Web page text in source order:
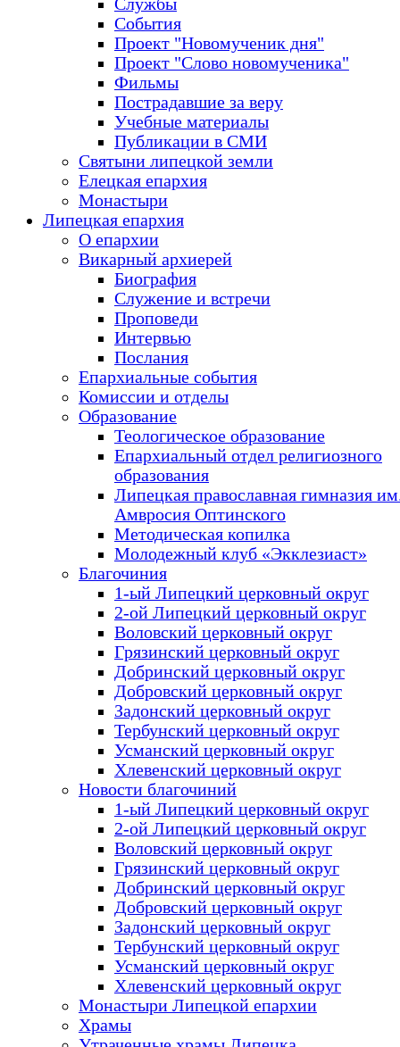
Службы
События
Проект "Новомученик дня"
Проект "Слово новомученика"
Фильмы
Пострадавшие за веру
Учебные материалы
Публикации в СМИ
Святыни липецкой земли
Елецкая епархия
Монастыри
Липецкая епархия
О епархии
Викарный архиерей
Биография
Служение и встречи
Проповеди
Интервью
Послания
Епархиальные события
Комиссии и отделы
Образование
Теологическое образование
Епархиальный отдел религиозного
образования
Липецкая православная гимназия
Амвросия Оптинского
Методическая копилка
Молодежный клуб «Экклезиаст»
Благочиния
1-ый Липецкий церковный округ
2-ой Липецкий церковный округ
Воловский церковный округ
Грязинский церковный округ
Добринский церковный округ
Добровский церковный округ
Задонский церковный округ
Тербунский церковный округ
Усманский церковный округ
Хлевенский церковный округ
Новости благочиний
1-ый Липецкий церковный округ
2-ой Липецкий церковный округ
Воловский церковный округ
Грязинский церковный округ
Добринский церковный округ
Добровский церковный округ
Задонский церковный округ
Тербунский церковный округ
Усманский церковный округ
Хлевенский церковный округ
Монастыри Липецкой епархии
Храмы